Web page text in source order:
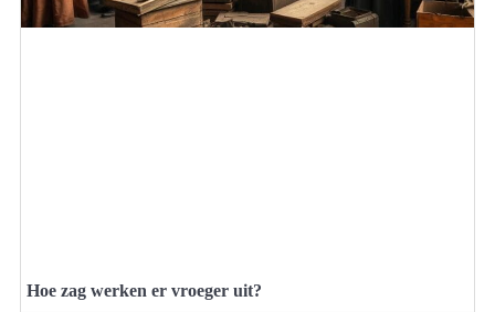
Hoe zag werken er vroeger uit?